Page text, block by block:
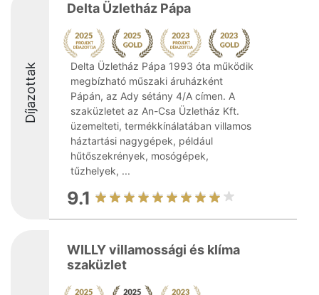
Díjazottak
Delta Üzletház Pápa
Delta Üzletház Pápa 1993 óta működik
megbízható műszaki áruházként
Pápán, az Ady sétány 4/A címen. A
szaküzletet az An-Csa Üzletház Kft.
üzemelteti, termékkínálatában villamos
háztartási nagygépek, például
hűtőszekrények, mosógépek,
tűzhelyek, ...
9.1
WILLY villamossági és klíma
szaküzlet